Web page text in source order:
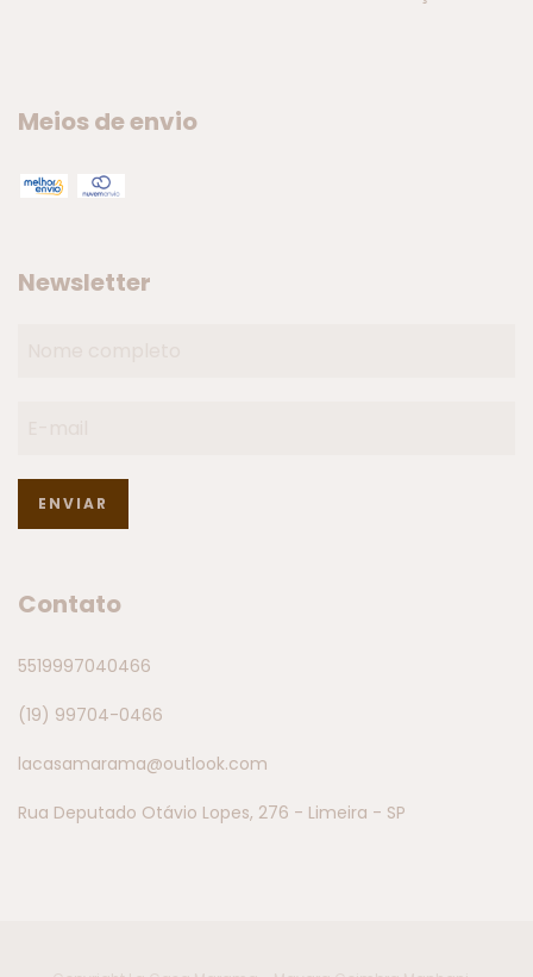
Meios de envio
Newsletter
Contato
5519997040466
(19) 99704-0466
lacasamarama@outlook.com
Rua Deputado Otávio Lopes, 276 - Limeira - SP